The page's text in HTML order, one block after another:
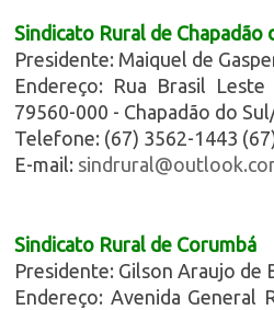
Sindicato Rural de Chapadão
Presidente: Maiquel de
Endereço: Rua Brasil
79560-000 - Chapadão do
Telefone: (67) 3562-1443
E-mail:
Sindicato Rural de Corumbá
Presidente: Gilson Araujo de
Endereço: Avenida General